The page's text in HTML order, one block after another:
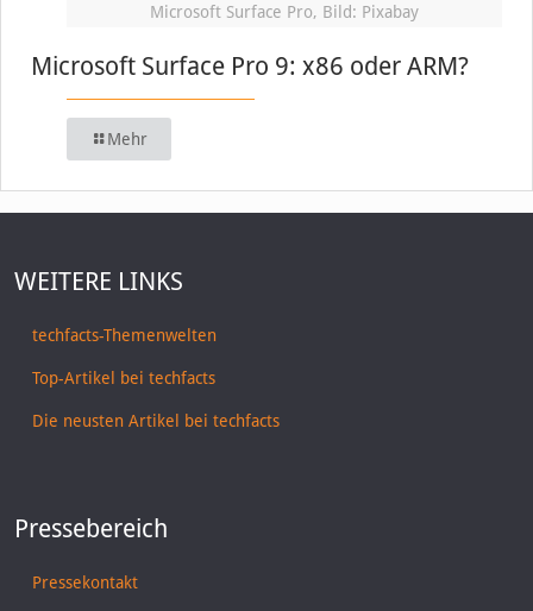
Microsoft Surface Pro, Bild: Pixabay
Microsoft Surface Pro 9: x86 oder ARM?
Mehr
WEITERE LINKS
techfacts-Themenwelten
Top-Artikel bei techfacts
Die neusten Artikel bei techfacts
Pressebereich
Pressekontakt